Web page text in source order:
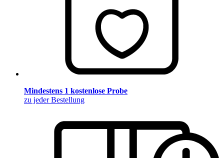
Mindestens 1 kostenlose Probe
zu jeder Bestellung